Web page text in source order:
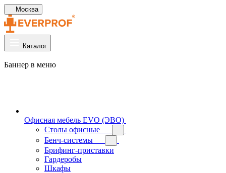
Москва
Каталог
Баннер в меню
Офисная мебель EVO (ЭВО)
Cтолы офисные
Бенч-системы
Брифинг-приставки
Гардеробы
Шкафы